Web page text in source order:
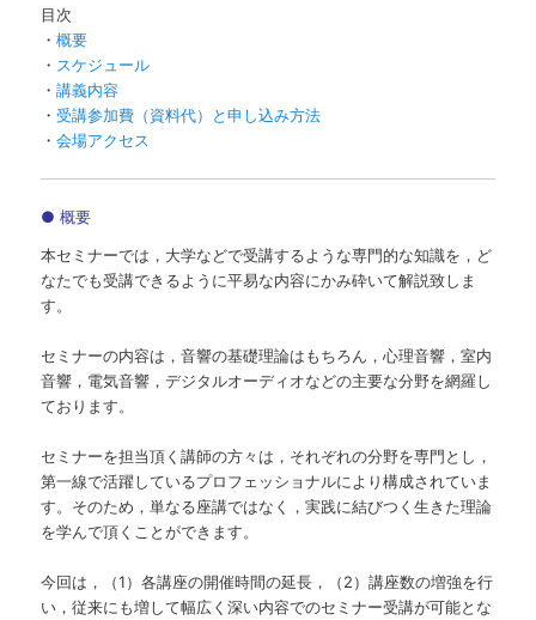
目次
・概要
・ スケジュール
・講義内容
・受講参加費（資料代）と申し込み方法
・会場アクセス
● 概要
本セミナーでは，大学などで受講するような専門的な知識を，ど
なたでも受講できるように平易な内容にかみ砕いて解説致しま
す。
セミナーの内容は，音響の基礎理論はもちろん，心理音響，室内
音響，電気音響，デジタルオーディオなどの主要な分野を網羅し
ております。
セミナーを担当頂く講師の方々は，それぞれの分野を専門とし，
第一線で活躍しているプロフェッショナルにより構成されていま
す。そのため，単なる座講ではなく，実践に結びつく生きた理論
を学んで頂くことができます。
今回は，（1）各講座の開催時間の延長，（2）講座数の増強を行
い，従来にも増して幅広く深い内容でのセミナー受講が可能とな